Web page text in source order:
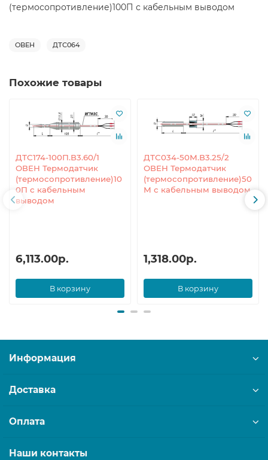
(термосопротивление)100П с кабельным выводом
ОВЕН ДТС064
Похожие товары
ДТС174-100П.В3.60/1
ОВЕН Термодатчик
(термосопротивление)10
0П с кабельным
выводом
6,113.00р.
В корзину
ДТС034-50М.В3.25/2
ОВЕН Термодатчик
(термосопротивление)50
М с кабельным выводом
1,318.00р.
В корзину
Информация
Доставка
Оплата
Наши контакты